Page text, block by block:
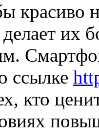
красиво
делает их
ссылке
кто